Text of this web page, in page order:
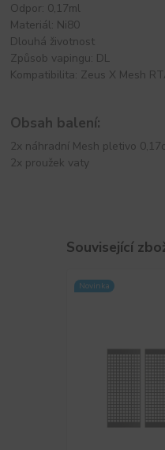
Odpor: 0,17ml
Materiál: Ni80
Dlouhá životnost
Způsob vapingu: DL
Kompatibilita: Zeus X Mesh
Obsah balení:
2x náhradní Mesh pletivo
2x proužek vaty
Související
Novinka